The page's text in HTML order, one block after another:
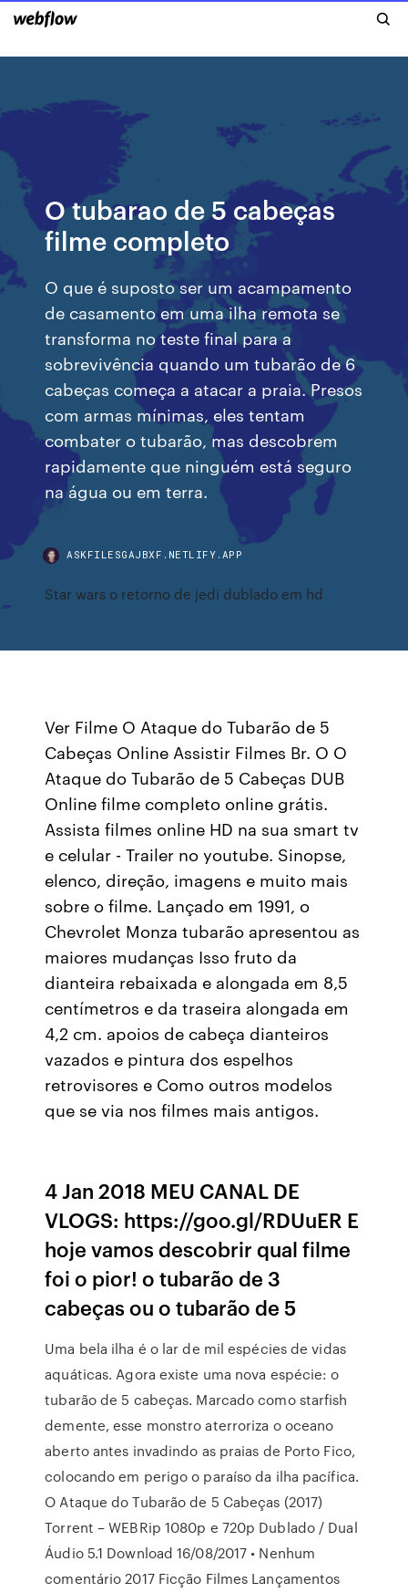
O tubarao de 5 cabeças
filme completo
O que é suposto ser um acampamento
de casamento em uma ilha remota se
transforma no teste final para a
sobrevivência quando um tubarão de 6
cabeças começa a atacar a praia. Presos
com armas mínimas, eles tentam
combater o tubarão, mas descobrem
rapidamente que ninguém está seguro
na água ou em terra.
ASKFILESGAJBXF.NETLIFY.APP
Star wars o retorno de jedi dublado em hd
Ver Filme O Ataque do Tubarão de 5
Cabeças Online Assistir Filmes Br. O O
Ataque do Tubarão de 5 Cabeças DUB
Online filme completo online grátis.
Assista filmes online HD na sua smart tv
e celular - Trailer no youtube. Sinopse,
elenco, direção, imagens e muito mais
sobre o filme. Lançado em 1991, o
Chevrolet Monza tubarão apresentou as
maiores mudanças Isso fruto da
dianteira rebaixada e alongada em 8,5
centímetros e da traseira alongada em
4,2 cm. apoios de cabeça dianteiros
vazados e pintura dos espelhos
retrovisores e Como outros modelos
que se via nos filmes mais antigos.
4 Jan 2018 MEU CANAL DE
VLOGS: https://goo.gl/RDUuER E
hoje vamos descobrir qual filme
foi o pior! o tubarão de 3
cabeças ou o tubarão de 5
Uma bela ilha é o lar de mil espécies de vidas
aquáticas. Agora existe uma nova espécie: o
tubarão de 5 cabeças. Marcado como starfish
demente, esse monstro aterroriza o oceano
aberto antes invadindo as praias de Porto Fico,
colocando em perigo o paraíso da ilha pacífica.
O Ataque do Tubarão de 5 Cabeças (2017)
Torrent – WEBRip 1080p e 720p Dublado / Dual
Áudio 5.1 Download 16/08/2017 • Nenhum
comentário 2017 Ficção Filmes Lançamentos